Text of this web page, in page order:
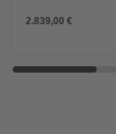
2.839,00 €